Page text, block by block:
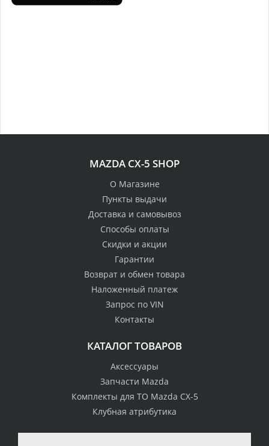
стоимости
Гарантия качества
MAZDA CX-5 SHOP
О Магазине
Пункты выдачи
Доставка и самовывоз
Способы оплаты
Скидки и акции
Гарантии
Возврат и обмен товара
Наложенный платеж
Запрос по VIN
Контакты
КАТАЛОГ ТОВАРОВ
Аксессуары
Запчасти Mazda
Комплекты для ТО Mazda CX-5
Клубная атрибутика